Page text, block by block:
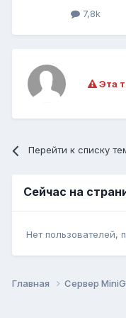
7,8k
Эта
Перейти к списку
Сейчас на
Нет пользователей,
Главная Сервер